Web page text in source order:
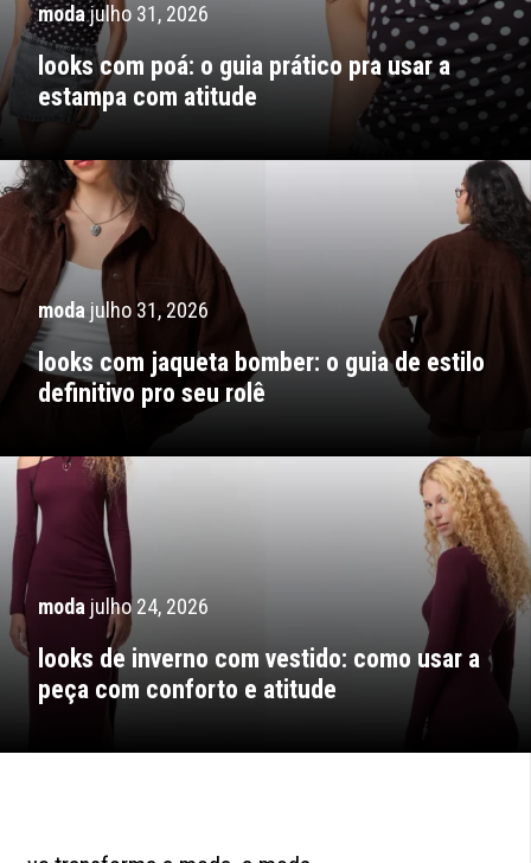
modajulho 31, 2026
looks com poá: o guia prático pra usar a
estampa com atitude
moda julho 31, 2026
looks com jaqueta bomber: o guia de estilo
definitivo pro seu rolê
moda julho 24, 2026
looks de inverno com vestido: como usar a
peça com conforto e atitude